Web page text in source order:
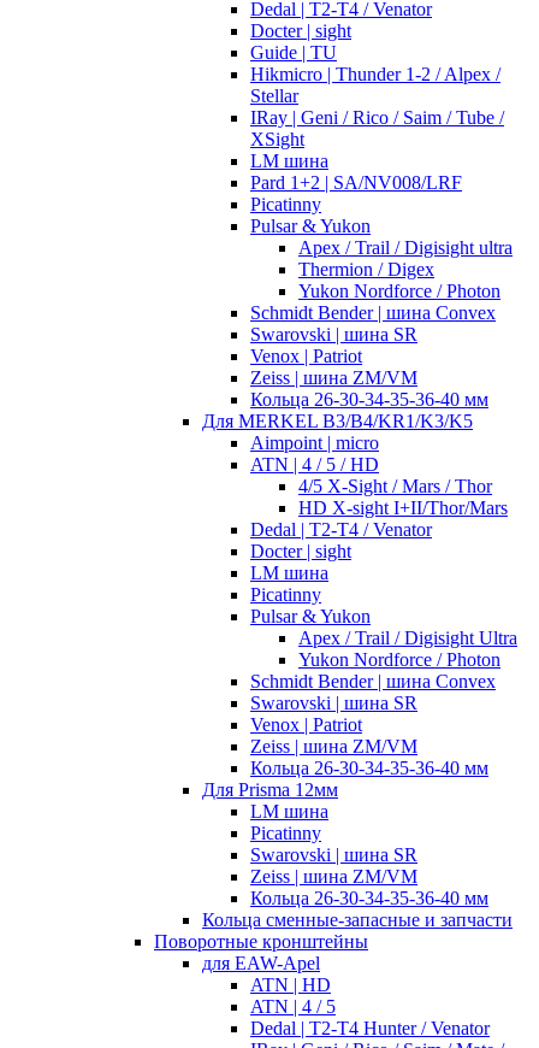
Dedal | T2-T4 / Venator
Docter | sight
Guide | TU
Hikmicro | Thunder 1-2 / Alpex /
Stellar
IRay | Geni / Rico / Saim / Tube /
XSight
LM шина
Pard 1+2 | SA/NV008/LRF
Picatinny
Pulsar & Yukon
Apex / Trail / Digisight ultra
Thermion / Digex
Yukon Nordforce / Photon
Schmidt Bender | шина Convex
Swarovski | шина SR
Venox | Patriot
Zeiss | шина ZM/VM
Кольца 26-30-34-35-36-40 мм
Для MERKEL B3/B4/KR1/K3/K5
Aimpoint | micro
ATN | 4 / 5 / HD
4/5 X-Sight / Mars / Thor
HD X-sight I+II/Thor/Mars
Dedal | T2-T4 / Venator
Docter | sight
LM шина
Picatinny
Pulsar & Yukon
Apex / Trail / Digisight Ultra
Yukon Nordforce / Photon
Schmidt Bender | шина Convex
Swarovski | шина SR
Venox | Patriot
Zeiss | шина ZM/VM
Кольца 26-30-34-35-36-40 мм
Для Prisma 12мм
LM шина
Picatinny
Swarovski | шина SR
Zeiss | шина ZM/VM
Кольца 26-30-34-35-36-40 мм
Кольца сменные-запасные и запчасти
Поворотные кронштейны
для EAW-Apel
ATN | HD
ATN | 4 / 5
Dedal | T2-T4 Hunter / Venator